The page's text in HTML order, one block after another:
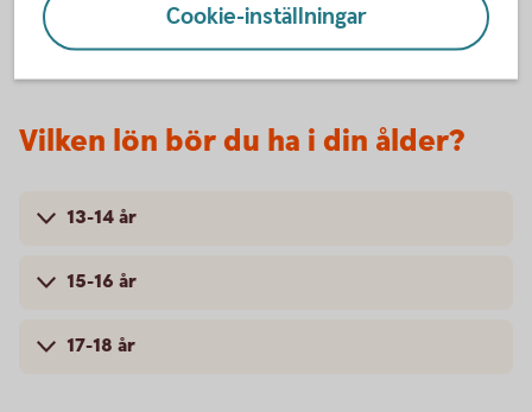
Vilken lön bör du ha i din ålder?
13-14 år
15-16 år
17-18 år
Cookie-inställningar